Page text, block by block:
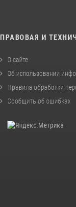
ПРАВОВАЯ И
О сайте
Об использовании
Правила обработки
Сообщить об ошибках